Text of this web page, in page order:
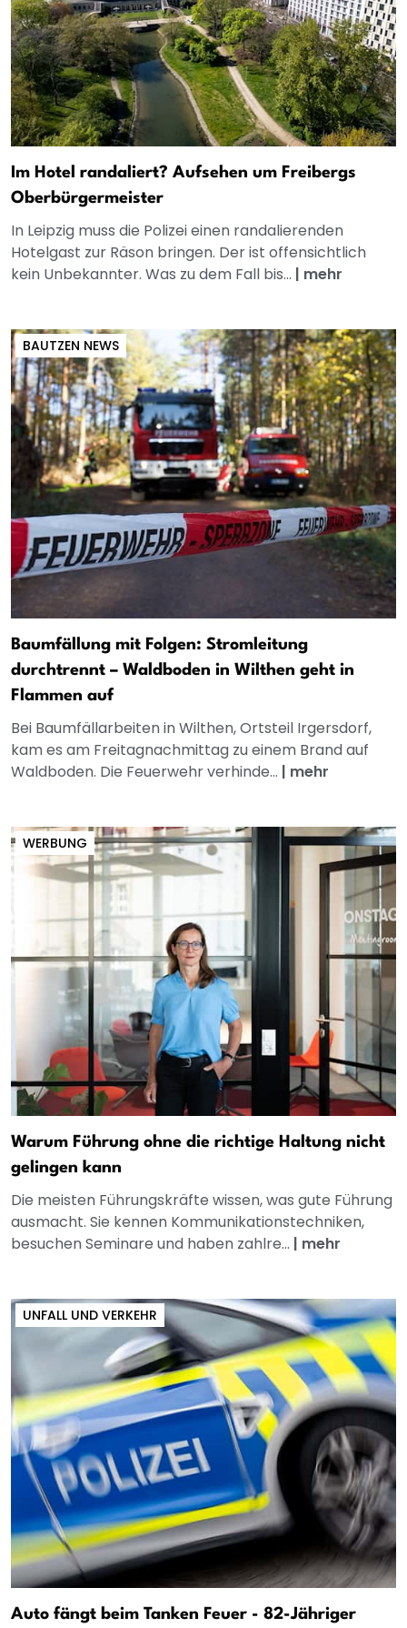
Im Hotel randaliert? Aufsehen um Freibergs
Oberbürgermeister
In Leipzig muss die Polizei einen randalierenden
Hotelgast zur Räson bringen. Der ist offensichtlich
kein Unbekannter. Was zu dem Fall bis... | mehr
BAUTZEN NEWS
Baumfällung mit Folgen: Stromleitung
durchtrennt – Waldboden in Wilthen geht in
Flammen auf
Bei Baumfällarbeiten in Wilthen, Ortsteil Irgersdorf,
kam es am Freitagnachmittag zu einem Brand auf
Waldboden. Die Feuerwehr verhinde... | mehr
WERBUNG
Warum Führung ohne die richtige Haltung nicht
gelingen kann
Die meisten Führungskräfte wissen, was gute Führung
ausmacht. Sie kennen Kommunikationstechniken,
besuchen Seminare und haben zahlre... | mehr
UNFALL UND VERKEHR
Auto fängt beim Tanken Feuer - 82-Jähriger